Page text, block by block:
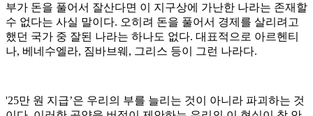
부가 돈을 풀어서 잘산다면 이 지구상에 가난한 나라는 존재할
수 없다는 사실 말이다. 오히려 돈을 풀어서 경제를 살리려고
했던 국가 중 잘된 나라는 하나도 없다. 대표적으로 아르헨티
나, 베네수엘라, 짐바브웨, 그리스 등이 그런 나라다.
'25만 원 지급’은 우리의 부를 늘리는 것이 아니라 파괴하는 것